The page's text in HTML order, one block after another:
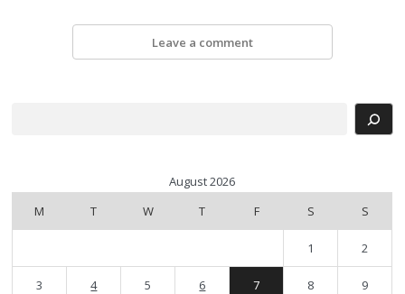
Leave a comment
August 2026
M
T W T F S S
1 2
3 4 5 6 7 8 9